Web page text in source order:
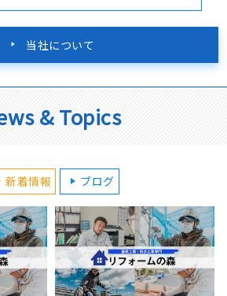
当社について
& Topics
新着情報 ブログ